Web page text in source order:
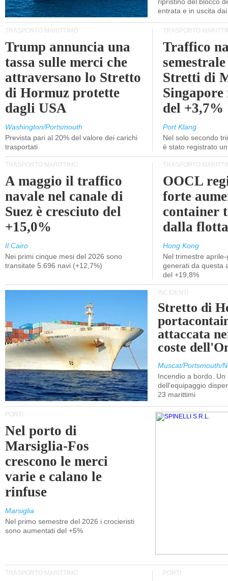
entrata e in uscita
TRASPORTO MARITTIMO
Trump annuncia una
tassa sulle merci che
attraversano lo Stretto
di Hormuz protette
dagli USA
Washington/Portsmouth
Prevista pari al 20% del valore dei carichi
trasportati
TRASPORTO
Traffico
Stretti di
del +3,7%
Port Klang
Nel solo secondo
è stato registrato
TRASPORTO MARITTIMO
A maggio il traffico
navale nel canale di
Suez è cresciuto del
+15,0%
Il Cairo
Nei primi cinque mesi del 2026 sono
transitate 5.696 navi (+12,7%)
TRASPORTO
OOCL
forte
container
dalla
Hong Kong
Nel trimestre
generati da questa
del +19,8%
INCIDENTI
Stretto di
attaccata
coste
Muscat/Portsmouth/
Incendio a bordo. Un
dell'equipaggio
23 marittimi
PORTI
Nel porto di
Marsiglia-Fos
crescono le merci
varie e calano le
rinfuse
Marsiglia
Nel primo semestre del 2026 i crocieristi
sono aumentati del +5%
TRASPORTO MARITTIMO PORTI